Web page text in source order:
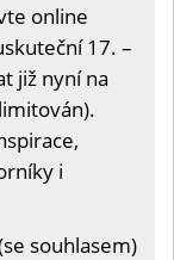
online
17. –
již nyní na
i
souhlasem)